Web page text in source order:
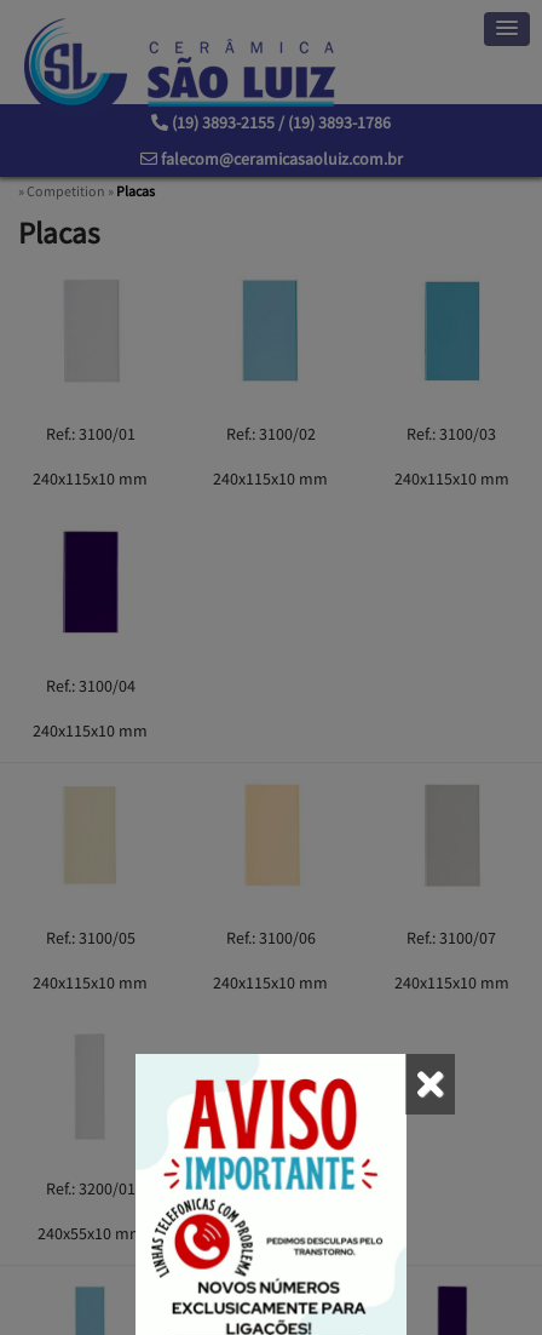
(19) 3893-2155 / (19) 3893-1786
falecom@ceramicasaoluiz.com.br
»Competition » Placas
Placas
Ref.: 3100/01
240x115x10 mm
Ref.: 3100/02
240x115x10 mm
Ref.: 3100/03
240x115x10 mm
Ref.: 3100/04
240x115x10 mm
Ref.: 3100/05
240x115x10 mm
Ref.: 3100/06
240x115x10 mm
Ref.: 3100/07
240x115x10 mm
Ref.: 3200/01
240x55x10 mm